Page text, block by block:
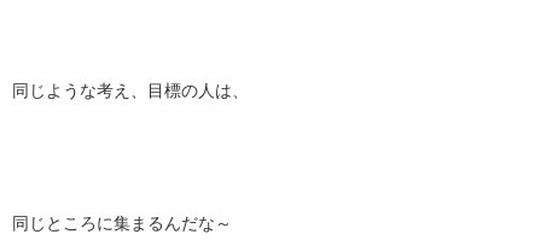
同じような考え、目標の人は、
同じところに集まるんだな～